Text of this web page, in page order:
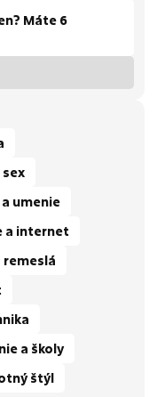
Máte 6
sex
umenie
a internet
remeslá
a školy
štýl